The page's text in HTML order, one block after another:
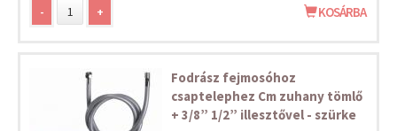
- + KOSÁRBA
Fodrász fejmosóhoz
csaptelephez Cm zuhany tömlő
+ 3/8” 1/2” illesztővel - szürke